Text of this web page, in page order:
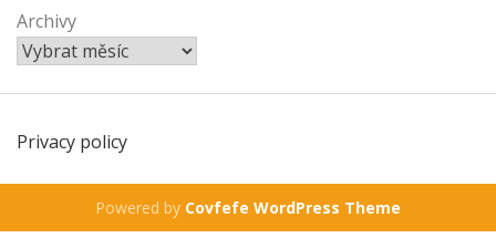
Archivy
Privacy policy
Powered by Covfefe WordPress Theme